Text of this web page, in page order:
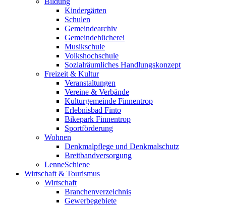
Kindergärten
Schulen
Gemeindearchiv
Gemeindebücherei
Musikschule
Volkshochschule
Sozialräumliches Handlungskonzept
Freizeit & Kultur
Veranstaltungen
Vereine & Verbände
Kulturgemeinde Finnentrop
Erlebnisbad Finto
Bikepark Finnentrop
Sportförderung
Wohnen
Denkmalpflege und Denkmalschutz
Breitbandversorgung
LenneSchiene
Wirtschaft & Tourismus
Wirtschaft
Branchenverzeichnis
Gewerbegebiete